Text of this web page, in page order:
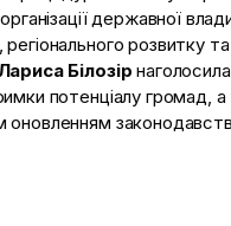
державної
розвитку та
Білозір
потенціалу громад,